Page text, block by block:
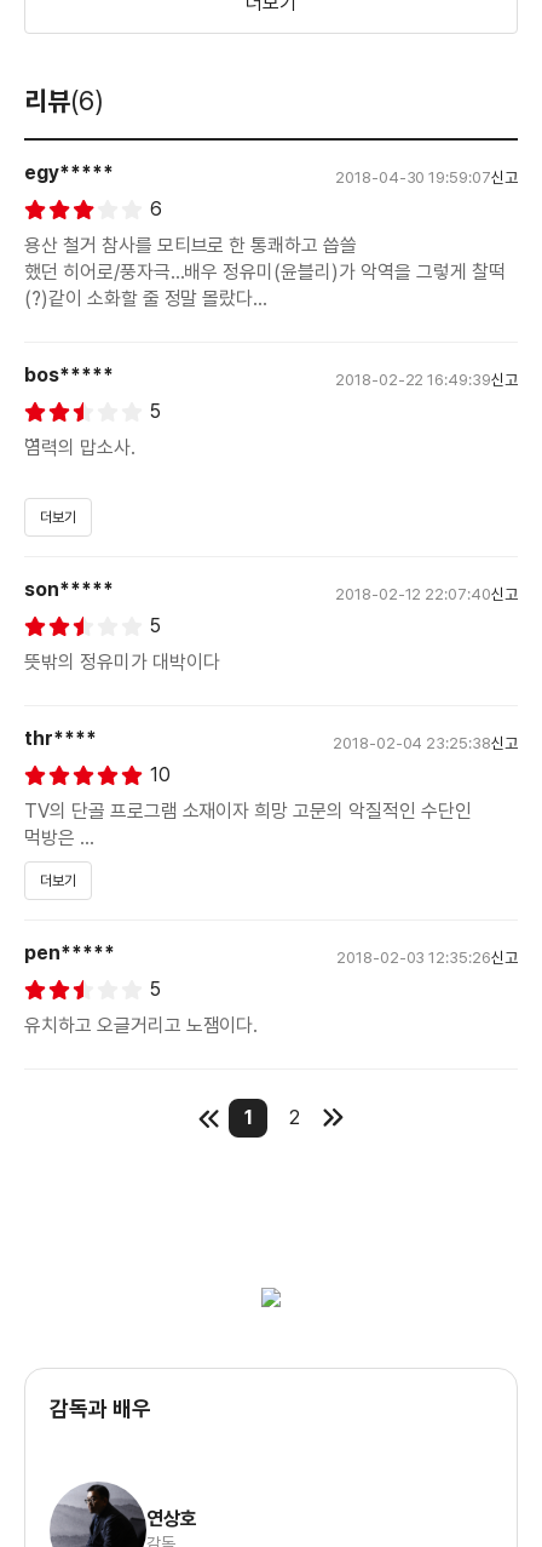
리뷰(6)
egy***** 2018-04-30 19:59:07신고
6
용산 철거 참사를 모티브로 한 통쾌하고 씁쓸
했던 히어로/풍자극...배우 정유미(윤블리)가 악역을 그렇게 찰떡
(?)같이 소화할 줄 정말 몰랐다...
bos***** 2018-02-22 16:49:39신고
5
염력의 맙소사.
초능력을 얻게 되는 설정, 그 능력을 활용하는 과정, 힘의 가치를
깨닫는 일련의 흐름이 전부 에러인 듯.
실소를 자아내는 CG는 그저 덤.
물론 용산참사를 친숙한 화법을 통해 접근한 시도는 마냥 나쁘게
볼 수는 없겠지만 안일함 마저 느껴지는 각본은 하아…
더보기
son***** 2018-02-12 22:07:40신고
5
뜻밖의 정유미가 대박이다
thr**** 2018-02-04 23:25:38신고
10
TV의 단골 프로그램 소재이자 희망 고문의 악질적인 수단인
먹방은
특히 끔찍한 한반도에 갇혀 노예가 되지 못한 청년들에게 일말의
희망이 있다는 거짓 선동, 선전을 한다. 이런 속성을 반영하듯
TV 화면에서 튀긴 통닭을 나르던 루미(심은경)는 웃는 모습으로
화면이 되어 사진이 되고 사진이 걸린 암담한 현실에서 루미가
무산자들의 인생을 고통스럽고 힘겹고 서럽게 만들었다. 루미가
처한
소박하게 살던 사람들을 사람이 아닌 치워야 할 폐기물로 여기며
더보기
pen***** 2018-02-03 12:35:26신고
5
유치하고 오글거리고 노잼이다.
1 2
감독과 배우
연상호